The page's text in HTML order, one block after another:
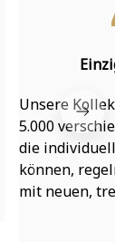
Unsere
5.000
die individuell
können,
mit neuen,